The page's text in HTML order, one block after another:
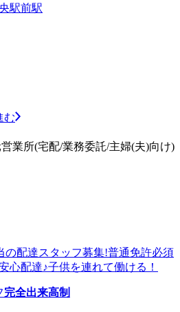
駅前駅
む
業所(宅配/業務委託/主婦(夫)向け)
の配達スタッフ募集!普通免許必須
配達♪子供を連れて働ける！
完全出来高制